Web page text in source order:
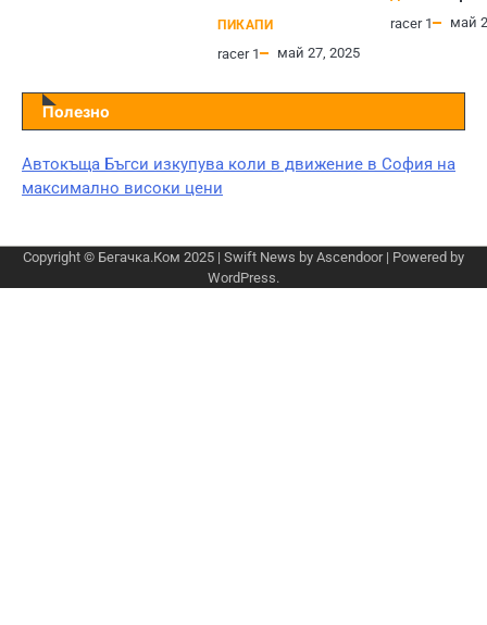
ПИКАПИ
racer 1 май 27, 2025
racer 1 май
Полезно
Автокъща Бъгси изкупува коли в движение в София на
максимално високи цени
Copyright © Бегачка.Ком 2025 | Swift News by Ascendoor| Powered by
WordPress.